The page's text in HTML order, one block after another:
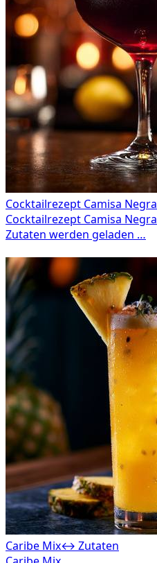
Cocktailrezept Camisa Negra
Caribe Mix↔ Zutaten